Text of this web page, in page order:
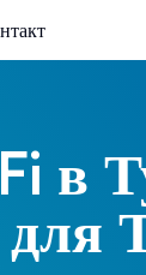
в